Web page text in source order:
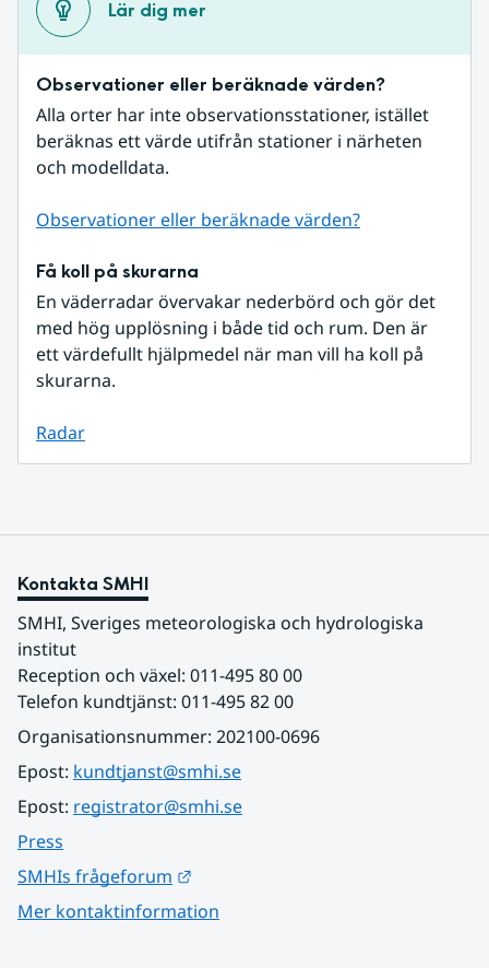
Lär dig mer
Observationer eller beräknade värden?
Alla orter har inte observationsstationer, istället
beräknas ett värde utifrån stationer i närheten
och modelldata.
Observationer eller beräknade värden?
Få koll på skurarna
En väderradar övervakar nederbörd och gör det
med hög upplösning i både tid och rum. Den är
ett värdefullt hjälpmedel när man vill ha koll på
skurarna.
Radar
Kontakta SMHI
SMHI, Sveriges meteorologiska och hydrologiska
institut
Reception och växel: 011-495 80 00
Telefon kundtjänst: 011-495 82 00
Organisationsnummer: 202100-0696
Epost: kundtjanst@smhi.se
Epost: registrator@smhi.se
Press
SMHIs frågeforum
Mer kontaktinformation